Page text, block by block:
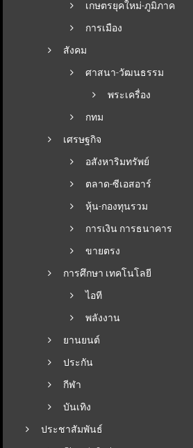
เกษตรยุคใหม่-ภูมิภาค
การเมือง
สังคม
ศาสนา-วัฒนธรรม
พระเครื่อง
กทม
เศรษฐกิจ
อสังหาริมทรัพย์
ตลาด-ซีเอสอาร์
หุ้น-กองทุนรวม
การเงิน การธนาคาร
ขายตรง
การศึกษา เทคโนโลยี
ไอที
พลังงาน
ยานยนต์
ประกัน
กีฬา
บันเทิง
ประชาสัมพันธ์